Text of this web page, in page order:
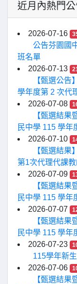
近月內熱門
2026-07-16
公告芬園國
班名單
2026-07-13
【甄選公告
學年度第 2 次代
2026-07-08
【甄選結果
民中學 115 學年
2026-07-10
【甄選結果
第1次代理代課教
2026-07-09
【甄選結果
民中學 115 學年
2026-07-07
【甄選結果
民中學 115 學年
2026-07-23
115學年新
2026-07-06
【甄選結果